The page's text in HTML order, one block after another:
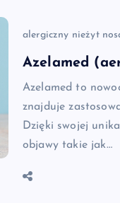
alergiczny nieżyt
Azelamed
Azelamed to
znajduje
Dzięki swojej
objawy takie jak…